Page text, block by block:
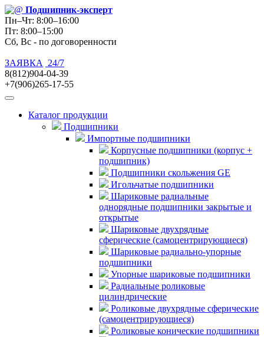
Подшипник-эксперт
Пн–Чт: 8:00–16:00
Пт: 8:00–15:00
Сб, Вс - по договоренности
ЗАЯВКА
24/7
8(812)904-04-39
+7(906)265-17-55
Каталог продукции
Подшипники
Импортные подшипники
Корпусные подшипники (корпус +
подшипник)
Подшипники скольжения GE
Игольчатые подшипники
Шариковые радиальные
однорядные подшипники закрытые и
открытые
Шариковые двухрядные
сферические (самоцентрирующиеся)
Шариковые радиально-упорные
подшипники
Упорные шариковые подшипники
Радиальные роликовые
цилиндрические
Роликовые двухрядные сферические
(самоцентрирующиеся)
Роликовые конические подшипники